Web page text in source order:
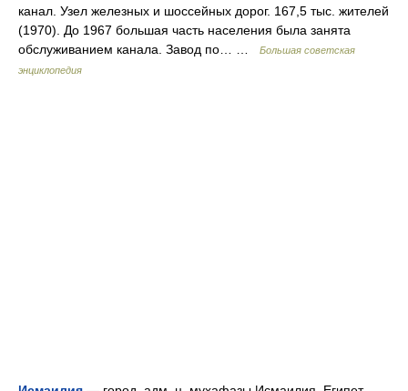
канал. Узел железных и шоссейных дорог. 167,5 тыс. жителей
(1970). До 1967 большая часть населения была занята
обслуживанием канала. Завод по… …
Большая советская
энциклопедия